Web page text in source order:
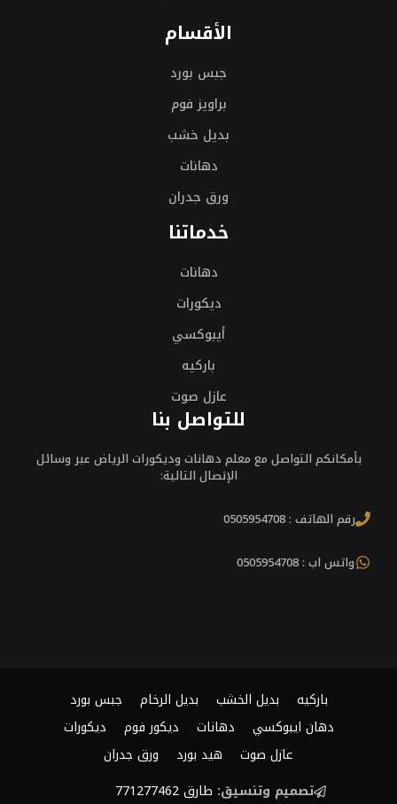
الأقسام
جبس بورد
براويز فوم
بديل خشب
دهانات
ورق جدران
خدماتنا
دهانات
ديكورات
أيبوكسي
باركيه
عازل صوت
للتواصل بنا
بأمكانكم التواصل مع معلم دهانات وديكورات الرياض عبر وسائل
الإتصال التالية:
رقم الهاتف : 0505954708
واتس اب : 0505954708
باركيه بديل الخشب بديل الرخام
جبس بورد
دهان ايبوكسي
دهانات ديكور فوم
ديكورات
عازل صوت
هيد بورد
ورق جدران
تصميم وتنسيق: طارق 771277462